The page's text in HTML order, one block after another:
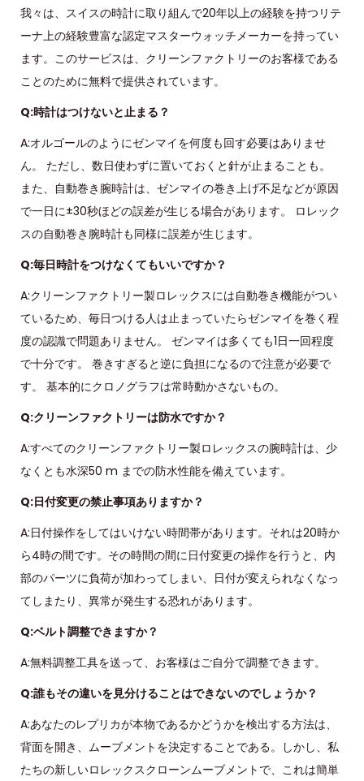
我々は、スイスの時計に取り組んで20年以上の経験を持つリテ
ーナ上の経験豊富な認定マスターウォッチメーカーを持ってい
ます。このサービスは、クリーンファクトリーのお客様である
ことのために無料で提供されています。
Q:時計はつけないと止まる？
A:オルゴールのようにゼンマイを何度も回す必要はありませ
ん。 ただし、数日使わずに置いておくと針が止まることも。
また、自動巻き腕時計は、ゼンマイの巻き上げ不足などが原因
で一日に±30秒ほどの誤差が生じる場合があります。 ロレック
スの自動巻き腕時計も同様に誤差が生じます。
Q:毎日時計をつけなくてもいいですか？
A:クリーンファクトリー製ロレックスには自動巻き機能がつい
ているため、毎日つける人は止まっていたらゼンマイを巻く程
度の認識で問題ありません。 ゼンマイは多くても1日一回程度
で十分です。 巻きすぎると逆に負担になるので注意が必要で
す。 基本的にクロノグラフは常時動かさないもの。
Q:クリーンファクトリーは防水ですか？
A:すべてのクリーンファクトリー製ロレックスの腕時計は、少
なくとも水深50 m までの防水性能を備えています。
Q:日付変更の禁止事項ありますか？
A:日付操作をしてはいけない時間帯があります。それは20時か
ら4時の間です。その時間の間に日付変更の操作を行うと、内
部のパーツに負荷が加わってしまい、日付が変えられなくなっ
てしまたり、異常が発生する恐れがあります。
Q:ベルト調整できますか？
A:無料調整工具を送って、お客様はご自分で調整できます。
Q:誰もその違いを見分けることはできないのでしょうか？
A:あなたのレプリカが本物であるかどうかを検出する方法は、
背面を開き、ムーブメントを決定することである。しかし、私
たちの新しいロレックスクローンムーブメントで、これは簡単